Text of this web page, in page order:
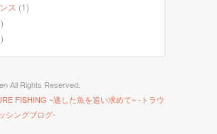
ス (1)
All Rights Reserved.
FISHING ~逃した魚を追い求めて~ -トラウ
シングブログ-